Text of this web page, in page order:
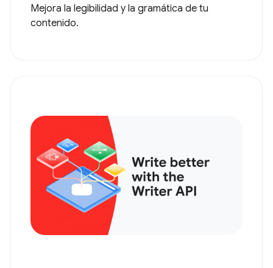
Mejora la legibilidad y la gramática de tu
contenido.